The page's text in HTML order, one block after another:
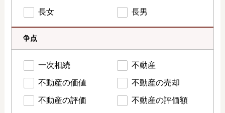
長女
長男
争点
一次相続 不動産
不動産の価値 不動産の売却
不動産の評価 不動産の評価額